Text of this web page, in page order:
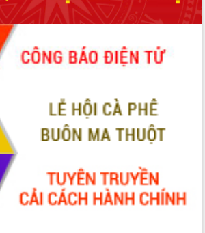
các
và xúc
động thích
khẩu
Nam đột
phá trong
Lắk
đổi số
dựng hạ
Tân